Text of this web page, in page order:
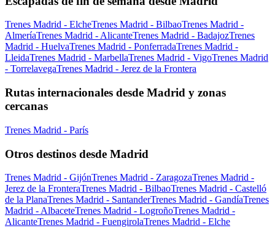
Trenes Madrid - ElcheTrenes Madrid - BilbaoTrenes Madrid -
AlmeríaTrenes Madrid - AlicanteTrenes Madrid - BadajozTrenes
Madrid - HuelvaTrenes Madrid - PonferradaTrenes Madrid -
LleidaTrenes Madrid - MarbellaTrenes Madrid - VigoTrenes Madrid
- TorrelavegaTrenes Madrid - Jerez de la Frontera
Rutas internacionales desde Madrid y zonas
cercanas
Trenes Madrid - París
Otros destinos desde Madrid
Trenes Madrid - GijónTrenes Madrid - ZaragozaTrenes Madrid -
Jerez de la FronteraTrenes Madrid - BilbaoTrenes Madrid - Castelló
de la PlanaTrenes Madrid - SantanderTrenes Madrid - GandíaTrenes
Madrid - AlbaceteTrenes Madrid - LogroñoTrenes Madrid -
AlicanteTrenes Madrid - FuengirolaTrenes Madrid - Elche